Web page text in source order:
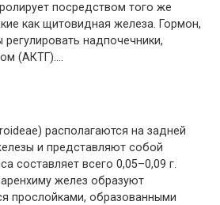
посредством того же
как щитовидная железа. Гормон,
надпочечники,
(АКТГ)….
располагаются на задней
и представляют собой
составляет всего 0,05–0,09 г.
желез образуют
прослойками, образованными